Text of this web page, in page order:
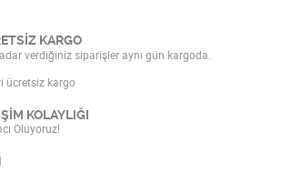
KARGO
verdiğiniz siparişler aynı gün kargoda.
ücretsiz kargo
KOLAYLIĞI
Oluyoruz!